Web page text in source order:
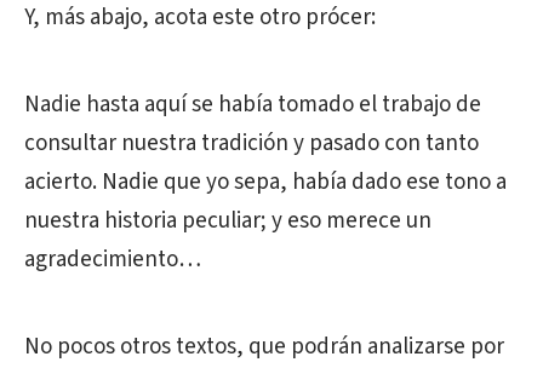
Y, más abajo, acota este otro prócer:
Nadie hasta aquí se había tomado el trabajo de
consultar nuestra tradición y pasado con tanto
acierto. Nadie que yo sepa, había dado ese tono a
nuestra historia peculiar; y eso merece un
agradecimiento…
No pocos otros textos, que podrán analizarse por